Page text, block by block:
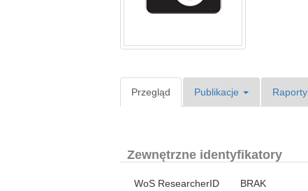
Przegląd Publikacje Raporty
Zewnętrzne identyfikatory
WoS ResearcherID BRAK